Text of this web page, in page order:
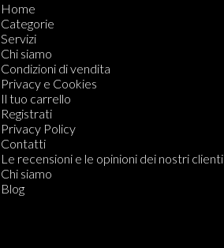
Home
Categorie
Servizi
Chi siamo
Condizioni di vendita
Privacy e Cookies
Il tuo carrello
Registrati
Privacy Policy
Contatti
Le recensioni e le opinioni dei nostri clienti
Chi siamo
Blog